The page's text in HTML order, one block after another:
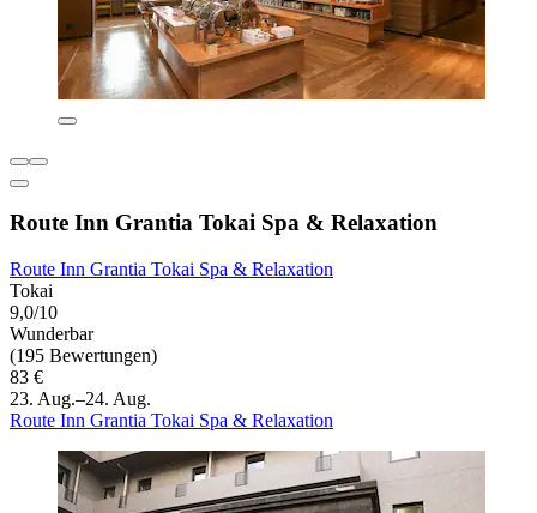
Route Inn Grantia Tokai Spa & Relaxation
Route Inn Grantia Tokai Spa & Relaxation
Tokai
9,0/10
Wunderbar
(195 Bewertungen)
83 €
23. Aug.–24. Aug.
Route Inn Grantia Tokai Spa & Relaxation